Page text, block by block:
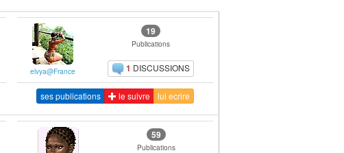
elvya@France
19
Publications
1 DISCUSSIONS
ses publications le suivre lui ecrire
59
Publications